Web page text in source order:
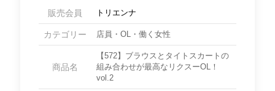
販売会員 トリエンナ
カテゴリー 店員・OL・働く女性
商品名
【572】ブラウスとタイトスカートの
組み合わせが最高なリクスーOL！
vol.2